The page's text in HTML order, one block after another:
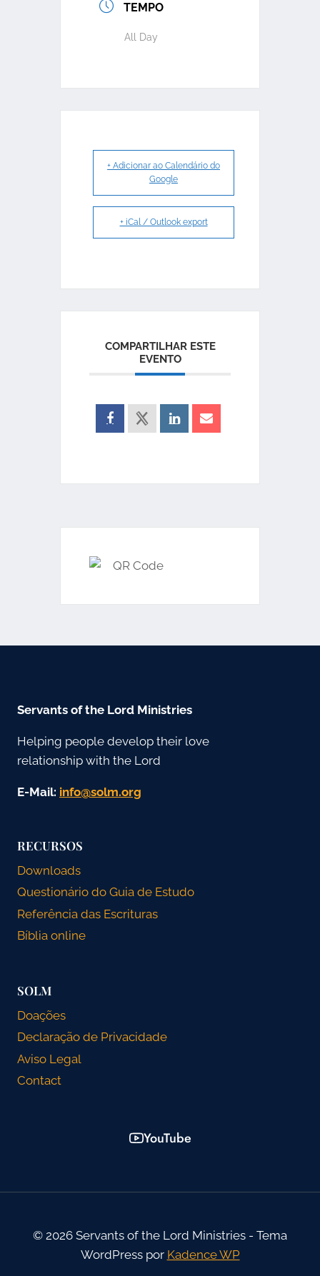
TEMPO
All Day
+ Adicionar ao Calendário do
Google
+ iCal / Outlook export
COMPARTILHAR ESTE
EVENTO
Servants of the Lord Ministries
Helping people develop their love
relationship with the Lord
E-Mail: gro.mlos@ofni
RECURSOS
Downloads
Questionário do Guia de Estudo
Referência das Escrituras
Bíblia online
SOLM
Doações
Declaração de Privacidade
Aviso Legal
Contact
YouTube
© 2026 Servants of the Lord Ministries - Tema
WordPress por Kadence WP